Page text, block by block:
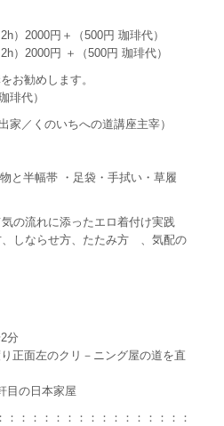
）2000円＋（500円 珈琲代）
2000円 ＋（500円 珈琲代）
お勧めします。
琲代）
家／くのいちへの道講座主宰）
と半幅帯 ・足袋・手拭い・草履
の流れに添ったエロ着付け実践
、しならせ方、たたみ方 、気配の
分
正面左のクリ－ニング屋の道を直
目の日本家屋
：：：：：：：：：：：：：：：：